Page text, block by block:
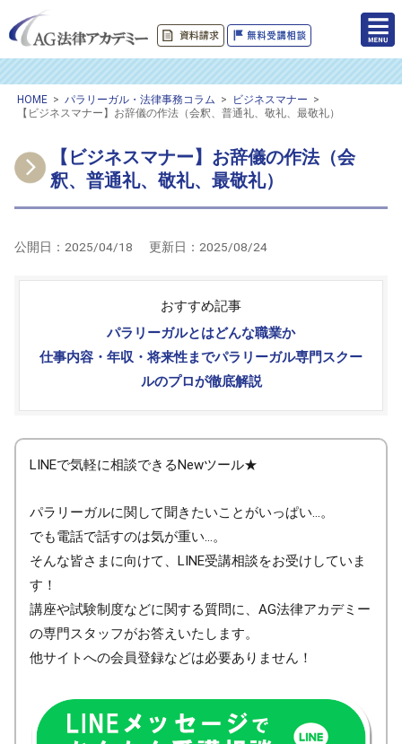
HOME > パラリーガル・法律事務コラム > ビジネスマナー >
【ビジネスマナー】お辞儀の作法（会釈、普通礼、敬礼、最敬礼）
【ビジネスマナー】お辞儀の作法（会
釈、普通礼、敬礼、最敬礼）
公開日： 2025/04/18 更新日： 2025/08/24
おすすめ記事
パラリーガルとはどんな職業か
仕事内容・年収・将来性までパラリーガル専門スクー
ルのプロが徹底解説
LINEで気軽に相談できるNewツール★
パラリーガルに関して聞きたいことがいっぱい…。
でも電話で話すのは気が重い…。
そんな皆さまに向けて、LINE受講相談をお受けしていま
す！
講座や試験制度などに関する質問に、AG法律アカデミー
の専門スタッフがお答えいたします。
他サイトへの会員登録などは必要ありません！